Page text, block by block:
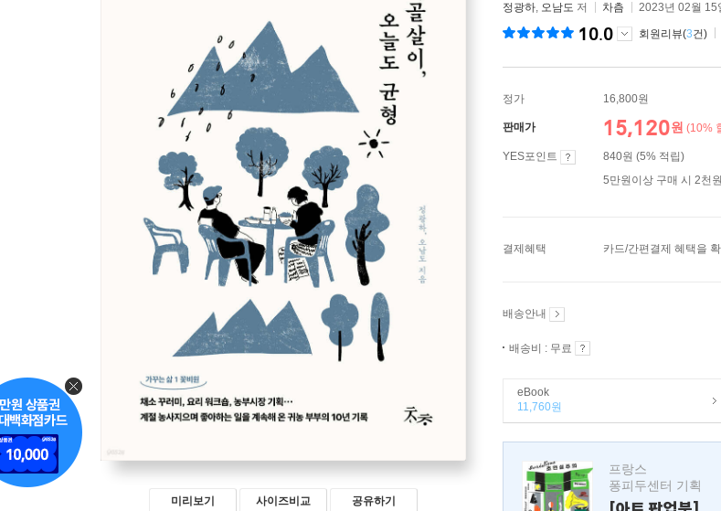
미리보기 사이즈비교 공유하기
정광하, 오남도 저 차츰 2023년 02월 15
10.0 회원리뷰(3건)
정가 16,800원
판매가 15,120원 (10%
YES포인트
840원 (5% 적립)
5만원이상 구매 시 2천
결제혜택 카드/간편결제 혜택을
배송안내
배송비 : 무료
eBook
11,760원
프랑스
퐁피두센터 기획